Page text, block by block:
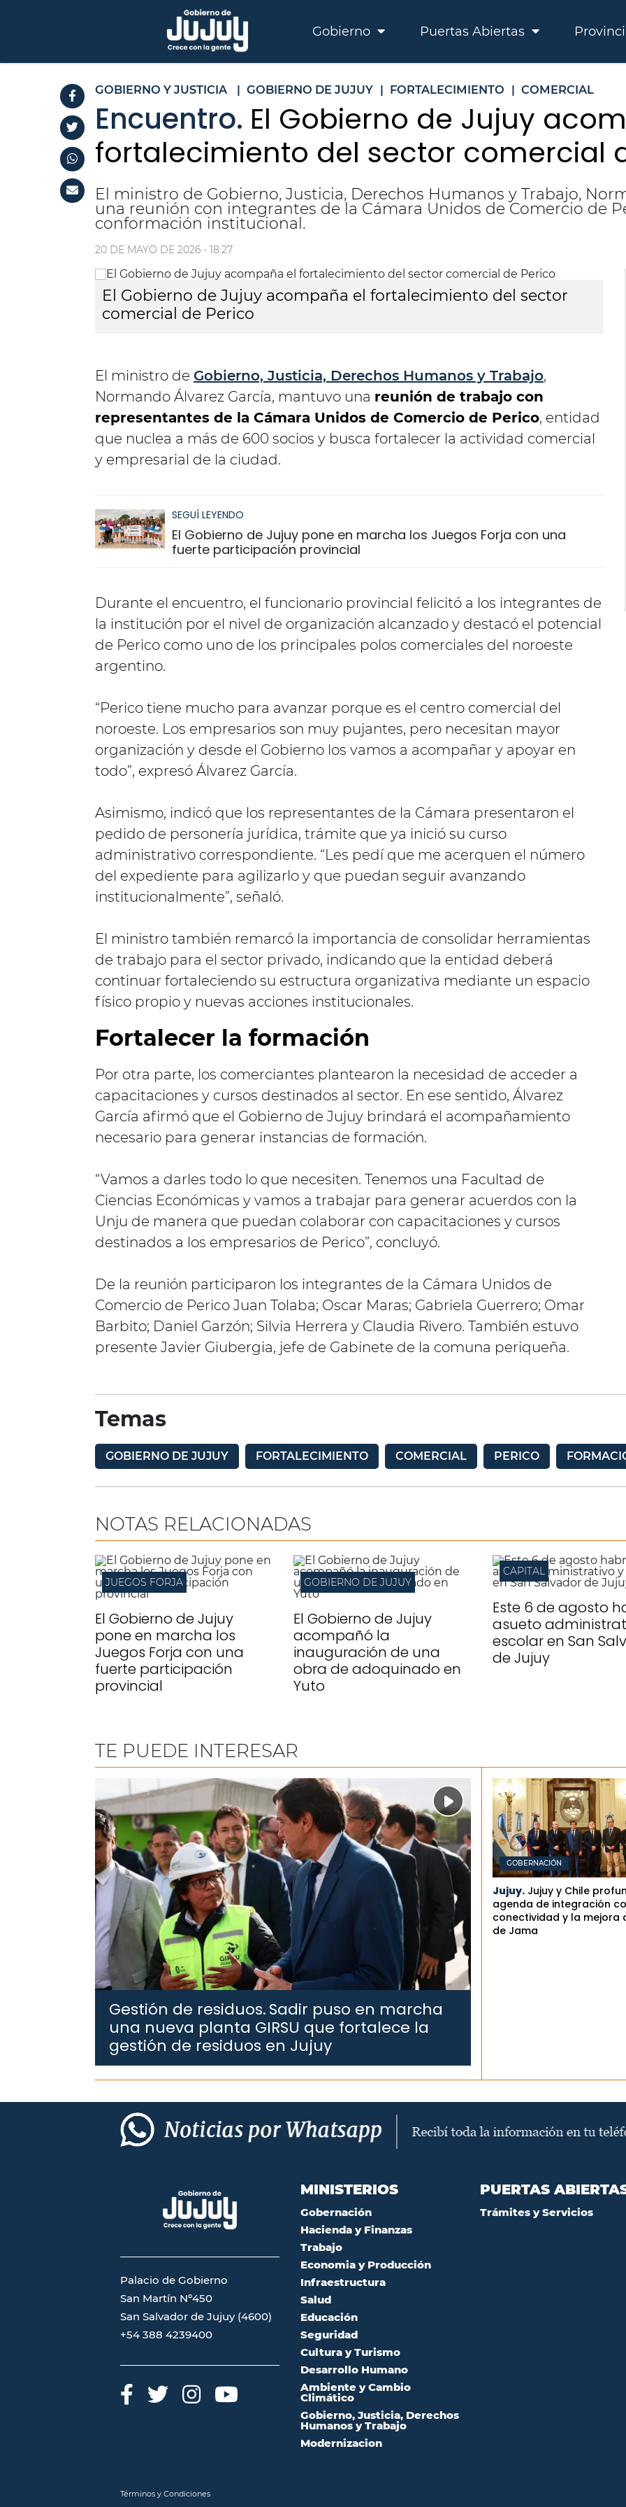
Gobierno Puertas Abiertas
GOBIERNO Y JUSTICIA | GOBIERNO DE JUJUY | FORTALECIMIENTO | COMERCIAL
Encuentro. El Gobierno de Jujuy
fortalecimiento del sector comercial
El ministro de Gobierno, Justicia, Derechos Humanos y Trabajo,
una reunión con integrantes de la Cámara Unidos de Comercio de
conformación institucional.
20 DE MAYO DE 2026 - 18:27
El Gobierno de Jujuy acompaña el fortalecimiento del sector
comercial de Perico
El ministro de Gobierno, Justicia, Derechos Humanos y Trabajo,
Normando Álvarez García, mantuvo una reunión de trabajo con
representantes de la Cámara Unidos de Comercio de Perico, entidad
que nuclea a más de 600 socios y busca fortalecer la actividad comercial
y empresarial de la ciudad.
SEGUÍ LEYENDO
El Gobierno de Jujuy pone en marcha los Juegos Forja con una
fuerte participación provincial
Durante el encuentro, el funcionario provincial felicitó a los integrantes de
la institución por el nivel de organización alcanzado y destacó el potencial
de Perico como uno de los principales polos comerciales del noroeste
argentino.
“Perico tiene mucho para avanzar porque es el centro comercial del
noroeste. Los empresarios son muy pujantes, pero necesitan mayor
organización y desde el Gobierno los vamos a acompañar y apoyar en
todo”, expresó Álvarez García.
Asimismo, indicó que los representantes de la Cámara presentaron el
pedido de personería jurídica, trámite que ya inició su curso
administrativo correspondiente. “Les pedí que me acerquen el número
del expediente para agilizarlo y que puedan seguir avanzando
institucionalmente”, señaló.
El ministro también remarcó la importancia de consolidar herramientas
de trabajo para el sector privado, indicando que la entidad deberá
continuar fortaleciendo su estructura organizativa mediante un espacio
físico propio y nuevas acciones institucionales.
Fortalecer la formación
Por otra parte, los comerciantes plantearon la necesidad de acceder a
capacitaciones y cursos destinados al sector. En ese sentido, Álvarez
García afirmó que el Gobierno de Jujuy brindará el acompañamiento
necesario para generar instancias de formación.
“Vamos a darles todo lo que necesiten. Tenemos una Facultad de
Ciencias Económicas y vamos a trabajar para generar acuerdos con la
Unju de manera que puedan colaborar con capacitaciones y cursos
destinados a los empresarios de Perico”, concluyó.
De la reunión participaron los integrantes de la Cámara Unidos de
Comercio de Perico Juan Tolaba; Oscar Maras; Gabriela Guerrero; Omar
Barbito; Daniel Garzón; Silvia Herrera y Claudia Rivero. También estuvo
presente Javier Giubergia, jefe de Gabinete de la comuna periqueña.
Temas
GOBIERNO DE JUJUY FORTALECIMIENTO COMERCIAL PERICO
NOTAS RELACIONADAS
JUEGOS FORJA
El Gobierno de Jujuy
pone en marcha los
Juegos Forja con una
fuerte participación
provincial
GOBIERNO DE JUJUY
El Gobierno de Jujuy
acompañó la
inauguración de una
obra de adoquinado en
Yuto
CAPITAL
Este 6 de agosto
asueto
escolar en San
de Jujuy
TE PUEDE INTERESAR
Gestión de residuos.Sadir puso en marcha
una nueva planta GIRSU que fortalece la
gestión de residuos en Jujuy
GOBERNACIÓN
Jujuy. Jujuy y Chile
agenda de integración
conectividad y la mejora
de Jama
Palacio de Gobierno
San Martín Nº450
San Salvador de Jujuy (4600)
+54 388 4239400
MINISTERIOS
Gobernación
Hacienda y Finanzas
Trabajo
Economia y Producción
Infraestructura
Salud
Educación
Seguridad
Cultura y Turismo
Desarrollo Humano
Ambiente y Cambio
Climático
Gobierno, Justicia, Derechos
Humanos y Trabajo
Modernizacion
PUERTAS
Trámites y Servicios
Términos y Condiciones